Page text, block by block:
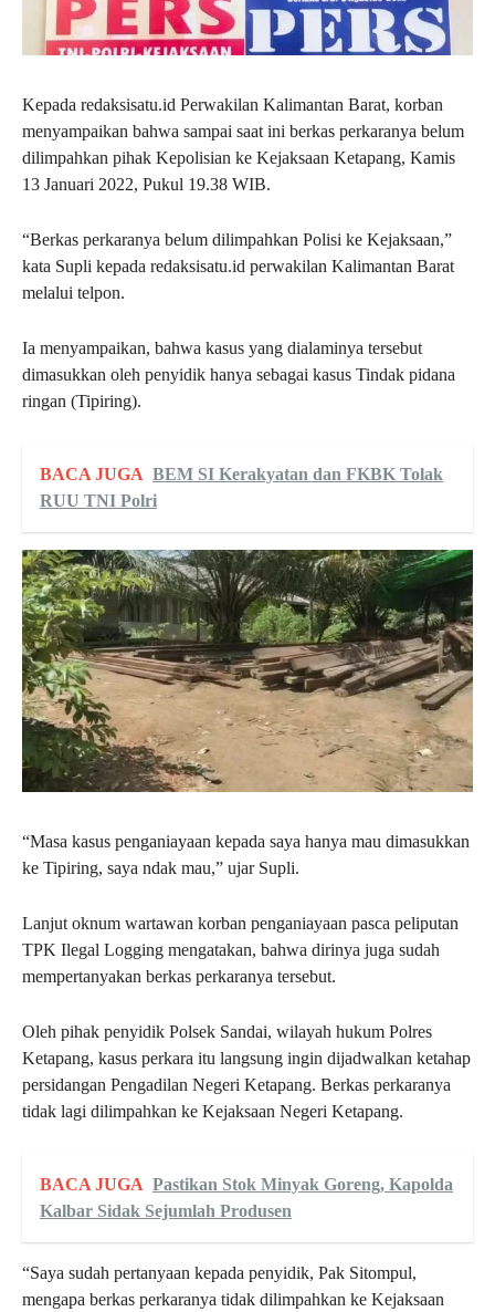
Kepada redaksisatu.id Perwakilan Kalimantan Barat, korban
menyampaikan bahwa sampai saat ini berkas perkaranya belum
dilimpahkan pihak Kepolisian ke Kejaksaan Ketapang, Kamis
13 Januari 2022, Pukul 19.38 WIB.
“Berkas perkaranya belum dilimpahkan Polisi ke Kejaksaan,”
kata Supli kepada redaksisatu.id perwakilan Kalimantan Barat
melalui telpon.
Ia menyampaikan, bahwa kasus yang dialaminya tersebut
dimasukkan oleh penyidik hanya sebagai kasus Tindak pidana
ringan (Tipiring).
BACA JUGA BEM SI Kerakyatan dan FKBK Tolak
RUU TNI Polri
“Masa kasus penganiayaan kepada saya hanya mau dimasukkan
ke Tipiring, saya ndak mau,” ujar Supli.
Lanjut oknum wartawan korban penganiayaan pasca peliputan
TPK Ilegal Logging mengatakan, bahwa dirinya juga sudah
mempertanyakan berkas perkaranya tersebut.
Oleh pihak penyidik Polsek Sandai, wilayah hukum Polres
Ketapang, kasus perkara itu langsung ingin dijadwalkan ketahap
persidangan Pengadilan Negeri Ketapang. Berkas perkaranya
tidak lagi dilimpahkan ke Kejaksaan Negeri Ketapang.
BACA JUGA Pastikan Stok Minyak Goreng, Kapolda
Kalbar Sidak Sejumlah Produsen
“Saya sudah pertanyaan kepada penyidik, Pak Sitompul,
mengapa berkas perkaranya tidak dilimpahkan ke Kejaksaan